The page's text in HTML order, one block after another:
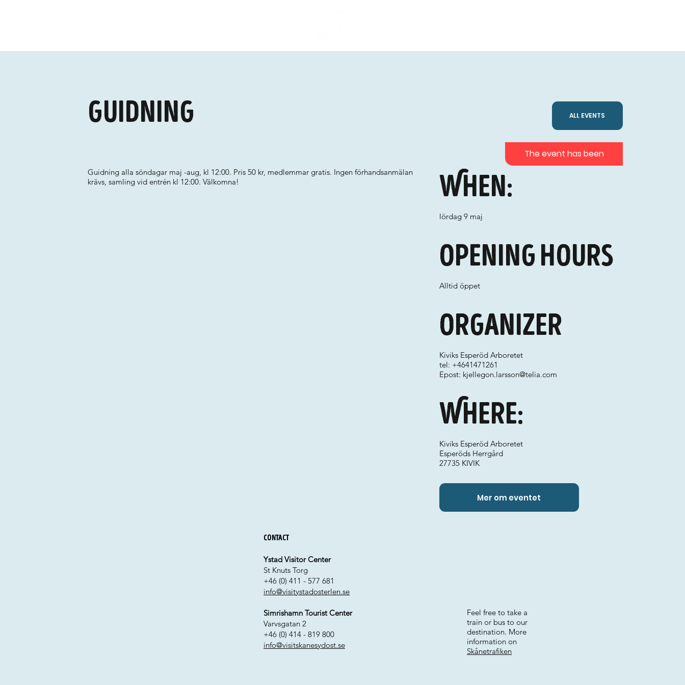
Guidning ALL EVENTS
Guidning alla söndagar maj -aug, kl 12:00. Pris 50 kr, medlemmar gratis. Ingen förhandsanmälan
krävs, samling vid entrén kl 12:00. Välkomna!
When:
lördag 9 maj
Where:
Organizer
Kiviks Esperöd Arboretet
tel: +4641471261
Epost: kjellegon.larsson@telia.com
Kiviks Esperöd Arboretet
Esperöds Herrgård
27735 KIVIK
Opening hours
Alltid öppet
Mer om eventet
The event has been
Contact
Ystad Visitor Center
St Knuts Torg
+46 (0) 411 - 577 681
info@visitystadosterlen.se
Simrishamn Tourist Center
Varvsgatan 2
+46 (0) 414 - 819 800
info@visitskanesydost.se
Feel free to take a
train or bus to our
destination. More
information on
Skånetrafiken